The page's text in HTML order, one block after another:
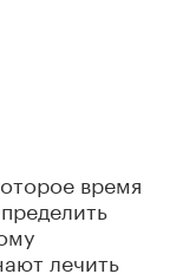
время
лечить